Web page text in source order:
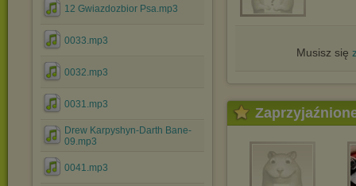
12 Gwiazdozbior Psa.mp3
0033.mp3
0032.mp3
0031.mp3
Drew Karpyshyn-Darth Bane-
09.mp3
0041.mp3
Musisz się